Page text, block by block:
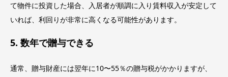
て物件に投資した場合、入居者が順調に入り賃料収入が安定して
いれば、利回りが非常に高くなる可能性があります。
5. 数年で贈与できる
通常、贈与財産には翌年に10〜55％の贈与税がかかりますが、